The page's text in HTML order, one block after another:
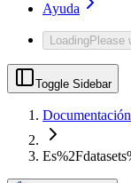
Ayuda
LoadingPlease
Toggle Sidebar
Documentación